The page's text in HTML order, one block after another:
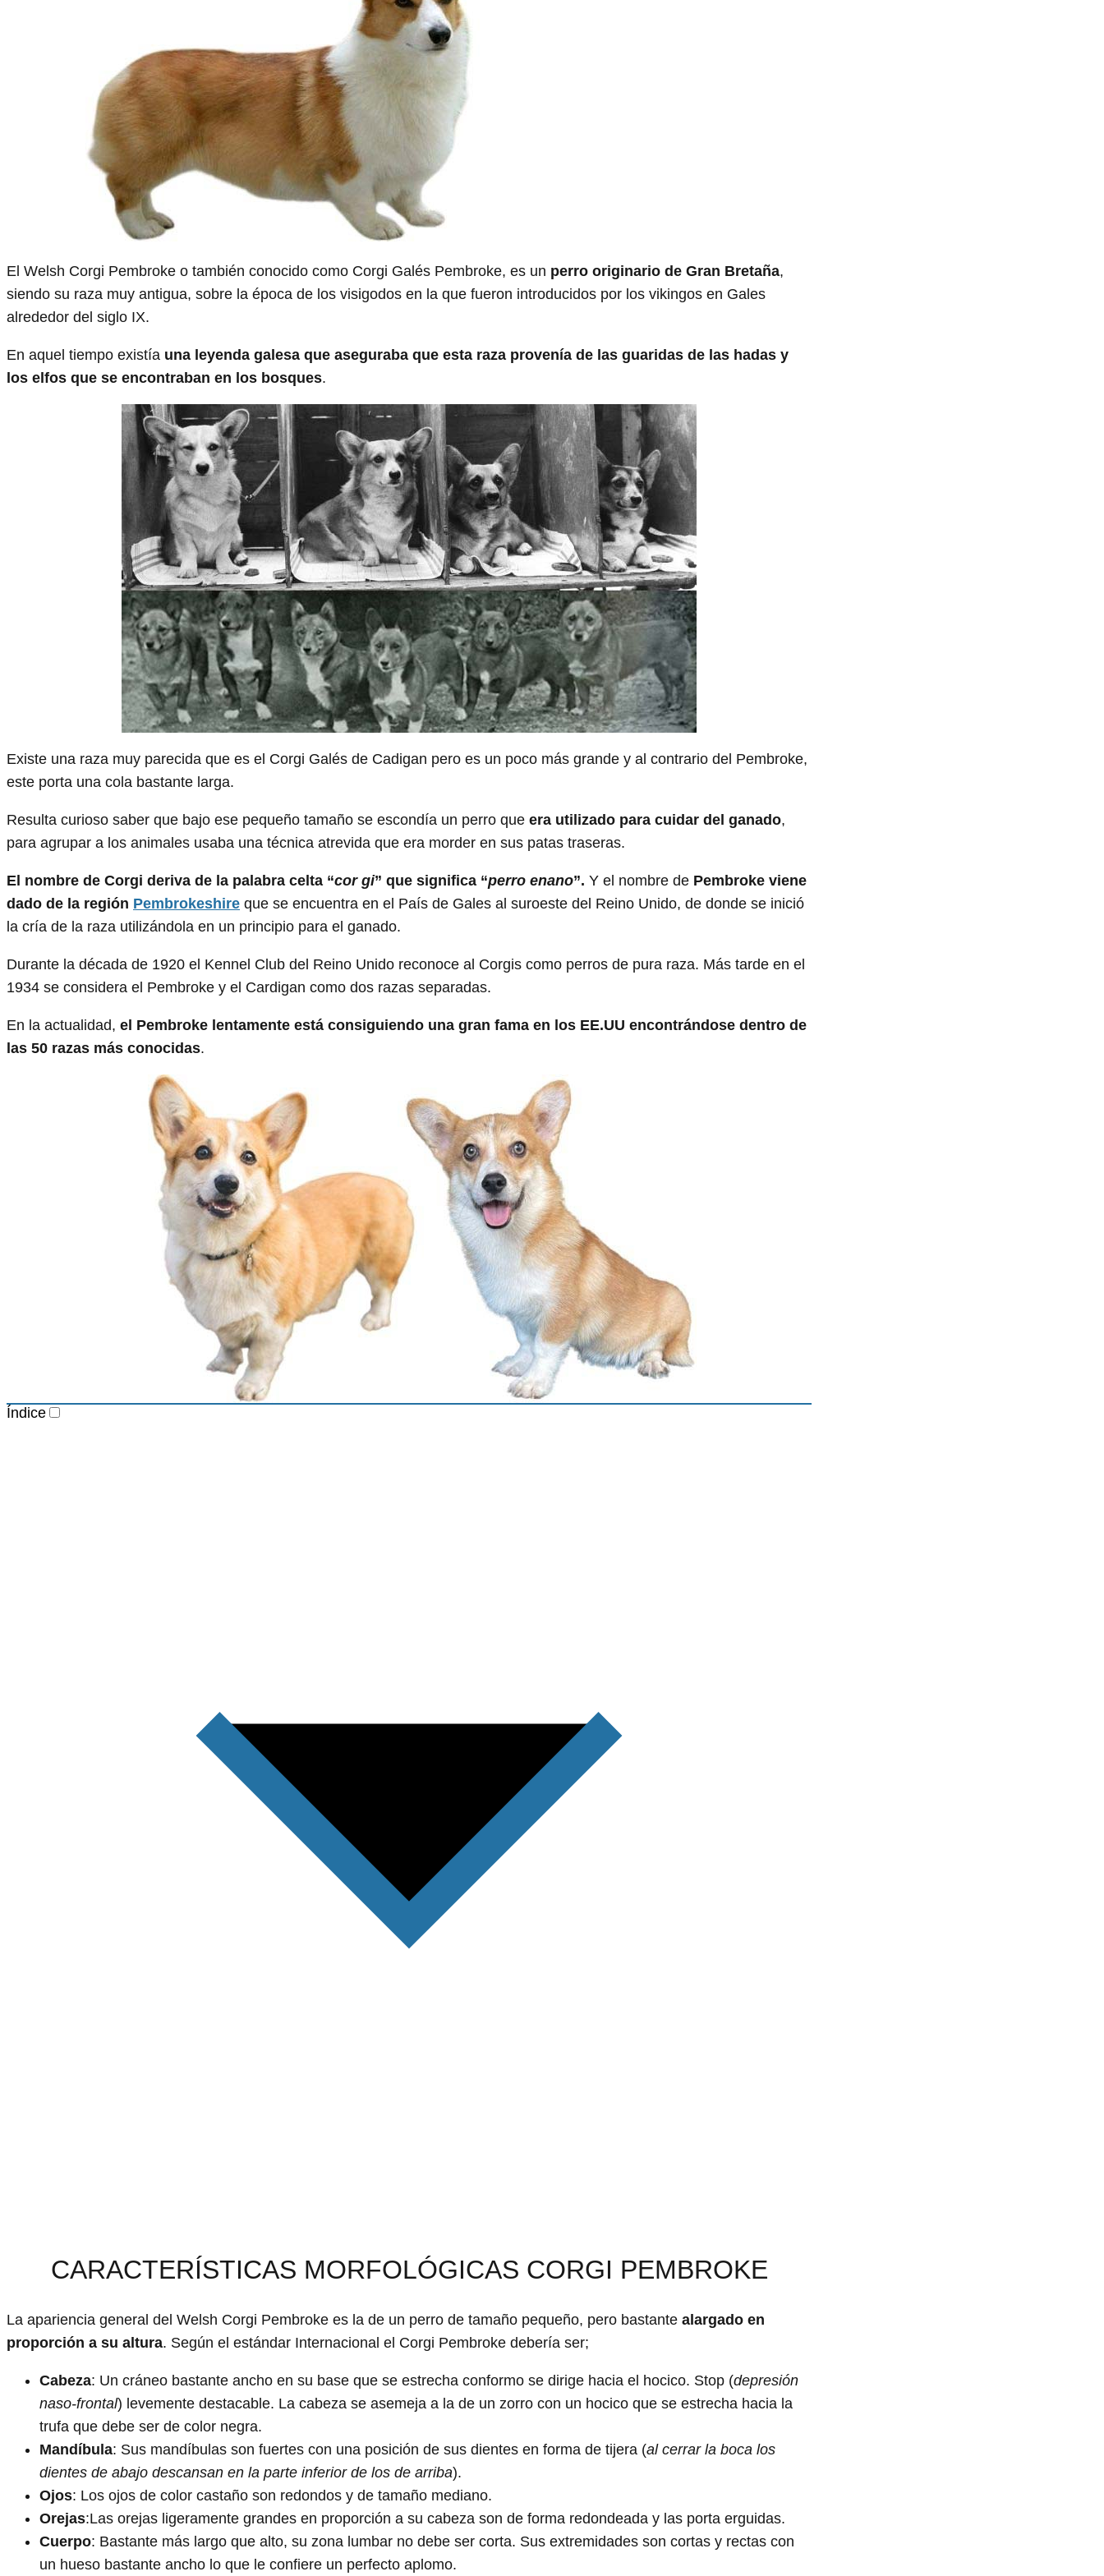
El Welsh Corgi Pembroke o también conocido como Corgi Galés Pembroke, es un perro originario de Gran Bretaña,
siendo su raza muy antigua, sobre la época de los visigodos en la que fueron introducidos por los vikingos en Gales
alrededor del siglo IX.
En aquel tiempo existía una leyenda galesa que aseguraba que esta raza provenía de las guaridas de las hadas y
los elfos que se encontraban en los bosques.
Existe una raza muy parecida que es el Corgi Galés de Cadigan pero es un poco más grande y al contrario del Pembroke,
este porta una cola bastante larga.
Resulta curioso saber que bajo ese pequeño tamaño se escondía un perro que era utilizado para cuidar del ganado,
para agrupar a los animales usaba una técnica atrevida que era morder en sus patas traseras.
El nombre de Corgi deriva de la palabra celta “cor gi” que significa “perro enano”. Y el nombre de Pembroke viene
dado de la región Pembrokeshire que se encuentra en el País de Gales al suroeste del Reino Unido, de donde se inició
la cría de la raza utilizándola en un principio para el ganado.
Durante la década de 1920 el Kennel Club del Reino Unido reconoce al Corgis como perros de pura raza. Más tarde en el
1934 se considera el Pembroke y el Cardigan como dos razas separadas.
En la actualidad, el Pembroke lentamente está consiguiendo una gran fama en los EE.UU encontrándose dentro de
las 50 razas más conocidas.
Índice
CARACTERÍSTICAS MORFOLÓGICAS CORGI PEMBROKE
La apariencia general del Welsh Corgi Pembroke es la de un perro de tamaño pequeño, pero bastante alargado en
proporción a su altura. Según el estándar Internacional el Corgi Pembroke debería ser;
Cabeza: Un cráneo bastante ancho en su base que se estrecha conformo se dirige hacia el hocico. Stop (depresión
naso-frontal) levemente destacable. La cabeza se asemeja a la de un zorro con un hocico que se estrecha hacia la
trufa que debe ser de color negra.
Mandíbula: Sus mandíbulas son fuertes con una posición de sus dientes en forma de tijera (al cerrar la boca los
dientes de abajo descansan en la parte inferior de los de arriba).
Ojos: Los ojos de color castaño son redondos y de tamaño mediano.
Orejas:Las orejas ligeramente grandes en proporción a su cabeza son de forma redondeada y las porta erguidas.
Cuerpo: Bastante más largo que alto, su zona lumbar no debe ser corta. Sus extremidades son cortas y rectas con
un hueso bastante ancho lo que le confiere un perfecto aplomo.